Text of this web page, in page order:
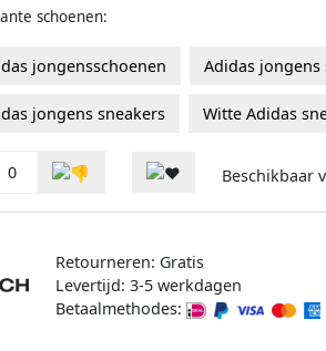
schoenen:
jongensschoenen Adidas jongens
jongens sneakers Witte Adidas
0 Beschikbaar
Retourneren: Gratis
Levertijd: 3-5 werkdagen
Betaalmethodes: